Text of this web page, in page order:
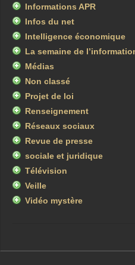
Informations APR
Infos du net
Intelligence économique
La semaine de
Médias
Non classé
Projet de loi
Renseignement
Réseaux sociaux
Revue de presse
sociale et juridique
Télévision
Veille
Vidéo mystère